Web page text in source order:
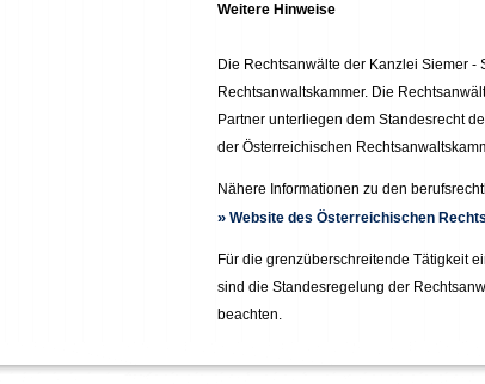
Weitere Hinweise
Die Rechtsanwälte der Kanzlei Siemer
Rechtsanwaltskammer. Die
Partner unterliegen dem Standesrecht
der Österreichischen
Nähere Informationen zu den
» Website des Österreichischen
Für die grenzüberschreitende Tätigkeit
sind die Standesregelung der
beachten.